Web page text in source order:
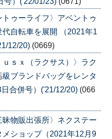
ゥーライフ〉アベントゥ
自転車を展開 （2021年1
12/20) (0669)
ｓｘ（ラクサス）〉ラク
ブランドバッグをレンタ
合併号）('21/12/20) (066
物販出張所〉ネクステー
ショップ（2021年12月9